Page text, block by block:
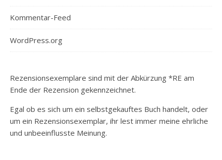
Kommentar-Feed
WordPress.org
Rezensionsexemplare sind mit der Abkürzung *RE am
Ende der Rezension gekennzeichnet.
Egal ob es sich um ein selbstgekauftes Buch handelt, oder
um ein Rezensionsexemplar, ihr lest immer meine ehrliche
und unbeeinflusste Meinung.